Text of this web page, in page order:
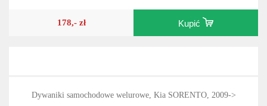
178,- zł Kupić
Dywaniki samochodowe welurowe, Kia SORENTO, 2009->